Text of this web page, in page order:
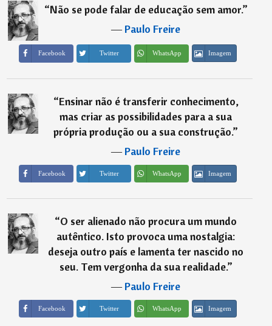
“Não se pode falar de educação sem amor.”
―Paulo Freire
Facebook Twitter WhatsApp Imagem
“Ensinar não é transferir conhecimento,
mas criar as possibilidades para a sua
própria produção ou a sua construção.”
―Paulo Freire
Facebook Twitter WhatsApp Imagem
“O ser alienado não procura um mundo
autêntico. Isto provoca uma nostalgia:
deseja outro país e lamenta ter nascido no
seu. Tem vergonha da sua realidade.”
―Paulo Freire
Facebook Twitter WhatsApp Imagem